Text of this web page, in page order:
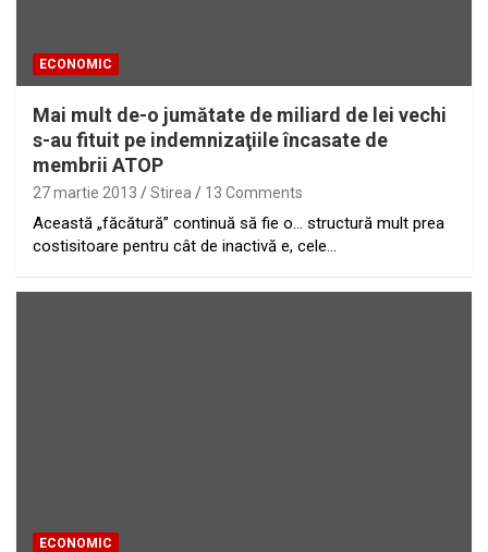
ECONOMIC
Mai mult de-o jumătate de miliard de lei vechi
s-au fituit pe indemnizaţiile încasate de
membrii ATOP
27 martie 2013 Stirea 13 Comments
Această „făcătură” continuă să fie o… structură mult prea
costisitoare pentru cât de inactivă e, cele…
ECONOMIC